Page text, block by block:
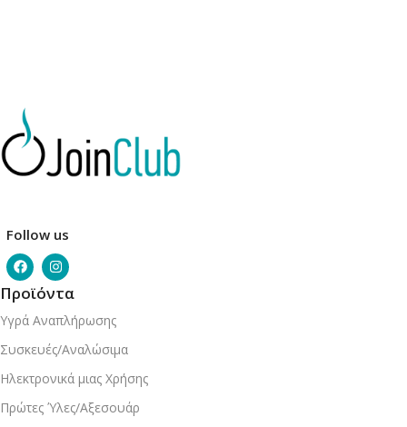
Follow us
Προϊόντα
Υγρά Αναπλήρωσης
Συσκευές/Αναλώσιμα
Ηλεκτρονικά μιας Χρήσης
Πρώτες Ύλες/Αξεσουάρ